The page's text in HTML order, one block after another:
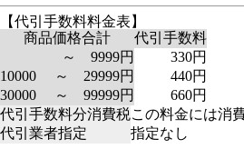
【代引手数料料金表】
商品価格合計
代引手数料
～ 9999円
330円
10000 ～ 29999円
440円
30000 ～ 99999円
660円
代引手数料分消費税この料金には消
代引業者指定
指定なし